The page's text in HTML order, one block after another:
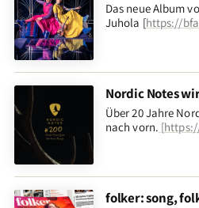
Das neue Album
Juhola [https://
Nordic Notes
Über 20 Jahre
nach vorn. [
folker: song,